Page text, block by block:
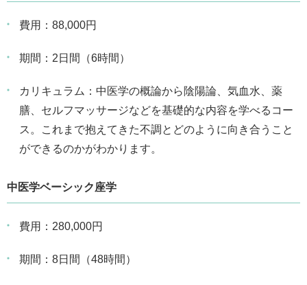
費用：88,000円
期間：2日間（6時間）
カリキュラム：中医学の概論から陰陽論、気血水、薬
膳、セルフマッサージなどを基礎的な内容を学べるコー
ス。これまで抱えてきた不調とどのように向き合うこと
ができるのかがわかります。
中医学ベーシック座学
費用：280,000円
期間：8日間（48時間）